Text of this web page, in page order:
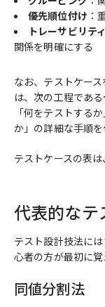
優先順位付け ：
トレーサビリテ
関係を明確にする
なお、テストケース
は、次の工程である
「何をテストする
か」の詳細な手順を
テストケースの表
代表的なテ
テスト設計技法に
心者の方が最初に覚
同値分割法